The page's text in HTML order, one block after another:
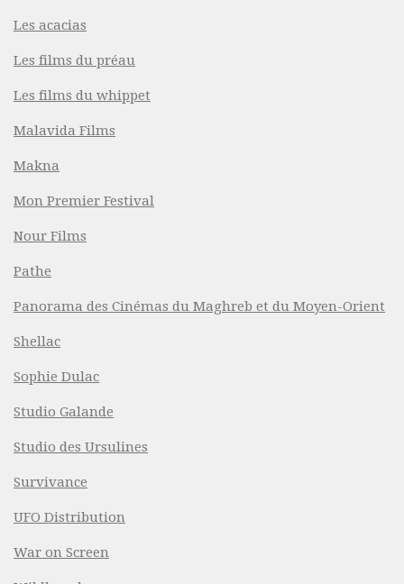
Les acacias
Les films du préau
Les films du whippet
Malavida Films
Makna
Mon Premier Festival
Nour Films
Pathe
Panorama des Cinémas du Maghreb et du Moyen-Orient
Shellac
Sophie Dulac
Studio Galande
Studio des Ursulines
Survivance
UFO Distribution
War on Screen